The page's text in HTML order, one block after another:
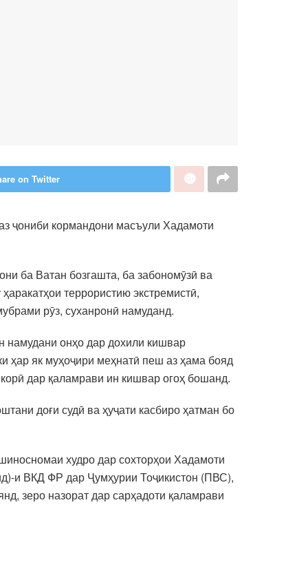
on Twitter
ҷониби кормандони масъули Хадамоти
ба Ватан бозгашта, ба забономӯзӣ ва
террористию экстремистӣ,
рӯз, суханронӣ намуданд.
намудани онҳо дар дохили кишвар
ҳар як муҳоҷири меҳнатӣ пеш аз ҳама бояд
дар қаламрави ин кишвар огоҳ бошанд.
доғи судӣ ва ҳуҷати касбиро ҳатман бо
худро дар сохторҳои Хадамоти
и ВКД ФР дар Ҷумҳурии Тоҷикистон (ПВС),
зеро назорат дар сарҳадоти қаламрави